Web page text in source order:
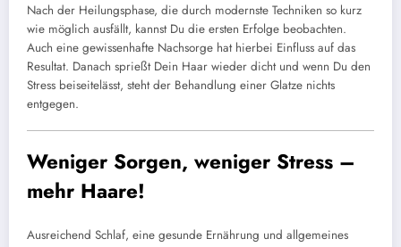
Nach der Heilungsphase, die durch modernste Techniken so kurz
wie möglich ausfällt, kannst Du die ersten Erfolge beobachten.
Auch eine gewissenhafte Nachsorge hat hierbei Einfluss auf das
Resultat. Danach sprießt Dein Haar wieder dicht und wenn Du den
Stress beiseitelässt, steht der Behandlung einer Glatze nichts
entgegen.
Weniger Sorgen, weniger Stress –
mehr Haare!
Ausreichend Schlaf, eine gesunde Ernährung und allgemeines